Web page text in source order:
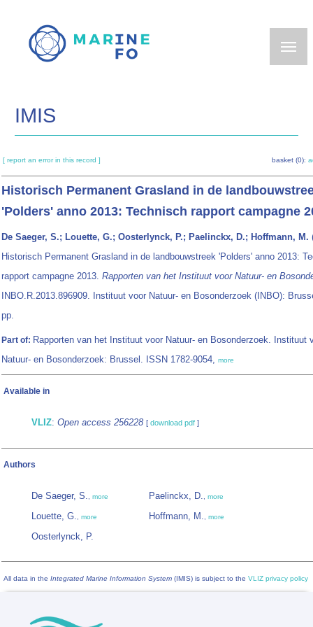
main
IMIS
[ report an error in this record ] basket (0):
Historisch Permanent Grasland in de
'Polders' anno 2013: Technisch rapport campagne
De Saeger, S.; Louette, G.; Oosterlynck, P.; Paelinckx, D.; Hoffmann, M.
Historisch Permanent Grasland in de landbouwstreek 'Polders' anno 2013:
rapport campagne 2013. Rapporten van het Instituut voor Natuur- en
INBO.R.2013.896909. Instituut voor Natuur- en Bosonderzoek (INBO):
pp.
Part of: Rapporten van het Instituut voor Natuur- en Bosonderzoek. Instituut
Natuur- en Bosonderzoek: Brussel. ISSN 1782-9054, more
Available in
VLIZ: Open access 256228 [ download pdf ]
Authors
De Saeger, S., more
Louette, G., more
Oosterlynck, P.
Paelinckx, D., more
Hoffmann, M., more
All data in the Integrated Marine Information System (IMIS) is subject to the VLIZ privacy policy